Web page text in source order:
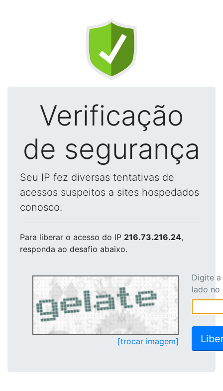
Verificação
de segurança
Seu IP fez diversas tentativas de
acessos suspeitos a sites hospedados
conosco.
Para liberar o acesso do IP 216.73.216.24,
responda ao desafio abaixo.
[trocar imagem]
Digite
lado no